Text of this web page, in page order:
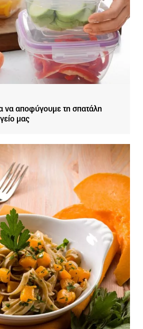
να αποφύγουμε τη σπατάλη
μας